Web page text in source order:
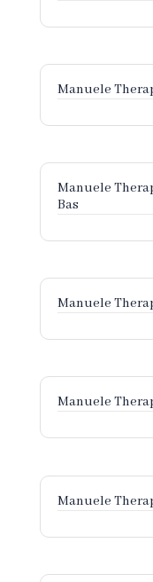
Manuele
Manuele
Bas
Manuele
Manuele
Manuele